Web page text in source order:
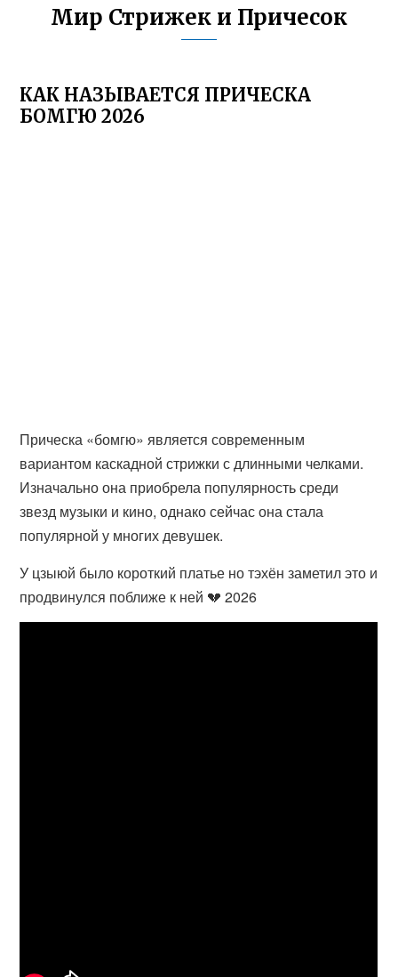
Мир Стрижек и Причесок
КАК НАЗЫВАЕТСЯ ПРИЧЕСКА
БОМГЮ 2026
Прическа «бомгю» является современным
вариантом каскадной стрижки с длинными челками.
Изначально она приобрела популярность среди
звезд музыки и кино, однако сейчас она стала
популярной у многих девушек.
У цзыюй было короткий платье но тэхён заметил это и
продвинулся поближе к ней 💔 2026